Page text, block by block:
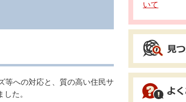
等への対応と、質の高い住民サ
た。
いて